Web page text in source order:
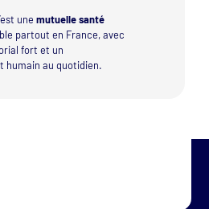
une mutuelle santé
partout en France, avec
fort et un
humain au quotidien.